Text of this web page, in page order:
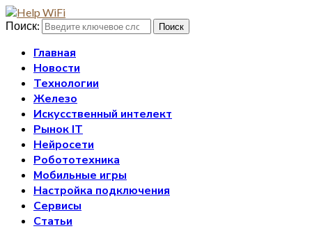
Поиск: Поиск
Главная
Новости
Технологии
Железо
Искусственный интелект
Рынок IT
Нейросети
Робототехника
Мобильные игры
Настройка подключения
Сервисы
Статьи